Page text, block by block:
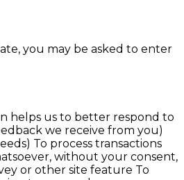
you may be asked to enter
helps us to better respond to
we receive from you)
To process transactions
without your consent,
or other site feature To